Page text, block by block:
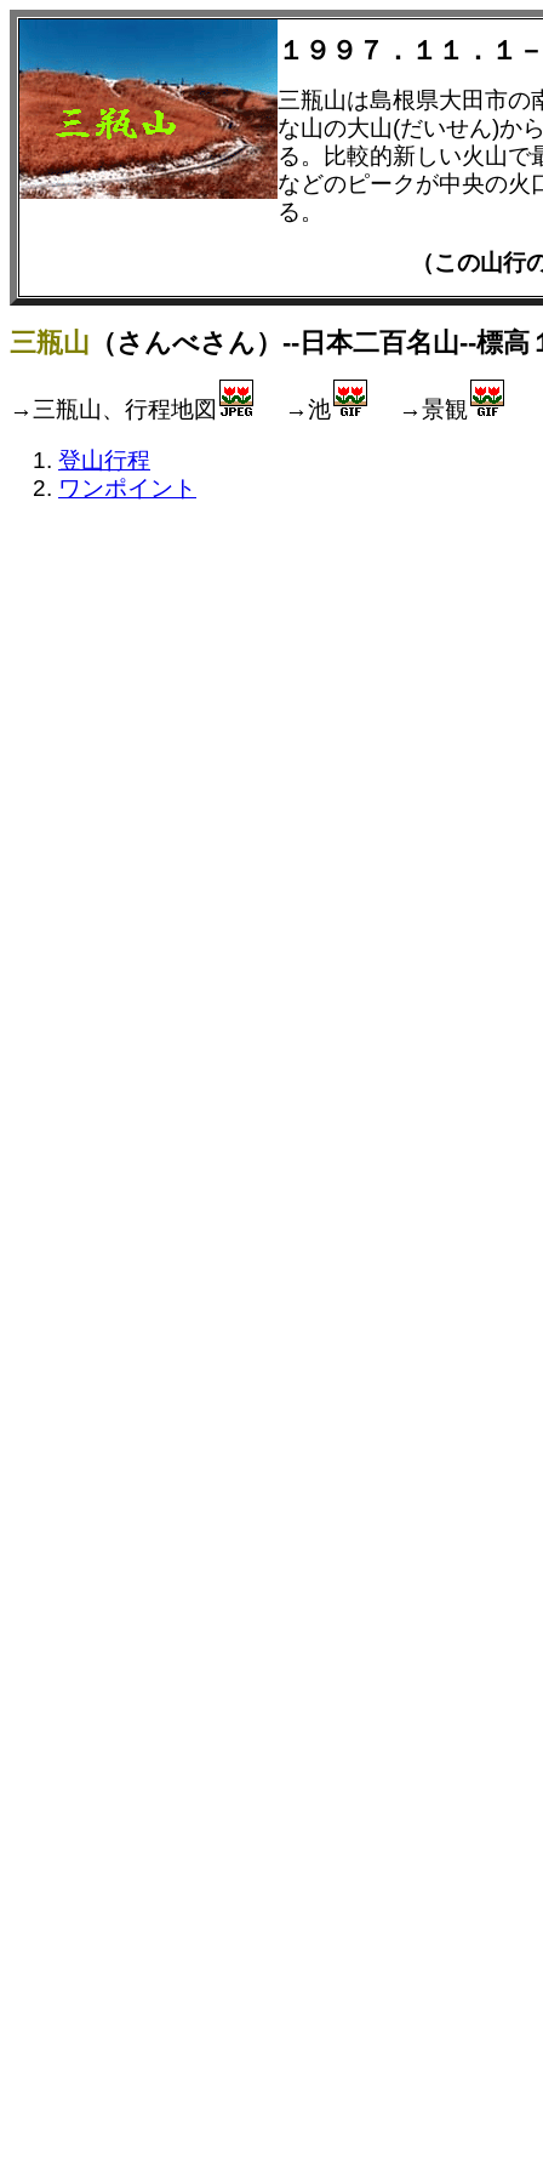
１９９７．１１．１
三瓶山は島根県大田市の
な山の大山(だいせん)か
る。比較的新しい火山で
などのピークが中央の火
る。
（この山
三瓶山 （さんべさん）--日本二百名山--標
→三瓶山、行程地図 →池 →景観
登山行程
ワンポイント